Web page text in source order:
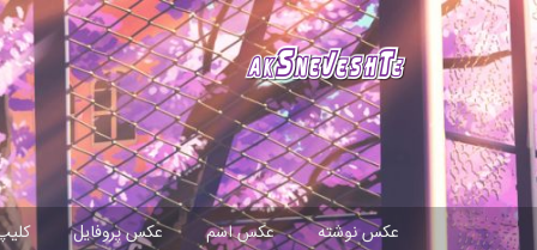
عکس نوشته عکس اسم عکس پروفایل